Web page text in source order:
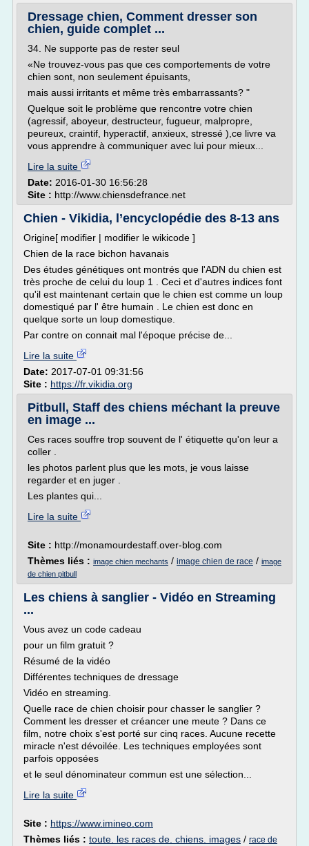
Dressage chien, Comment dresser son
chien, guide complet ...
34. Ne supporte pas de rester seul
«Ne trouvez-vous pas que ces comportements de votre
chien sont, non seulement épuisants,
mais aussi irritants et même très embarrassants? "
Quelque soit le problème que rencontre votre chien
(agressif, aboyeur, destructeur, fugueur, malpropre,
peureux, craintif, hyperactif, anxieux, stressé ),ce livre va
vous apprendre à communiquer avec lui pour mieux...
Lire la suite
Date: 2016-01-30 16:56:28
Site : http://www.chiensdefrance.net
Chien - Vikidia, l’encyclopédie des 8-13 ans
Origine[ modifier | modifier le wikicode ]
Chien de la race bichon havanais
Des études génétiques ont montrés que l'ADN du chien est
très proche de celui du loup 1 . Ceci et d'autres indices font
qu'il est maintenant certain que le chien est comme un loup
domestiqué par l' être humain . Le chien est donc en
quelque sorte un loup domestique.
Par contre on connait mal l'époque précise de...
Lire la suite
Date: 2017-07-01 09:31:56
Site : https://fr.vikidia.org
Pitbull, Staff des chiens méchant la preuve
en image ...
Ces races souffre trop souvent de l' étiquette qu'on leur a
coller .
les photos parlent plus que les mots, je vous laisse
regarder et en juger .
Les plantes qui...
Lire la suite
Site : http://monamourdestaff.over-blog.com
Thèmes liés : image chien mechants / image chien de race / image
de chien pitbull
Les chiens à sanglier - Vidéo en Streaming
...
Vous avez un code cadeau
pour un film gratuit ?
Résumé de la vidéo
Différentes techniques de dressage
Vidéo en streaming.
Quelle race de chien choisir pour chasser le sanglier ?
Comment les dresser et créancer une meute ? Dans ce
film, notre choix s'est porté sur cinq races. Aucune recette
miracle n'est dévoilée. Les techniques employées sont
parfois opposées
et le seul dénominateur commun est une sélection...
Lire la suite
Site : https://www.imineo.com
Thèmes liés : toute. les races de. chiens. images / race de